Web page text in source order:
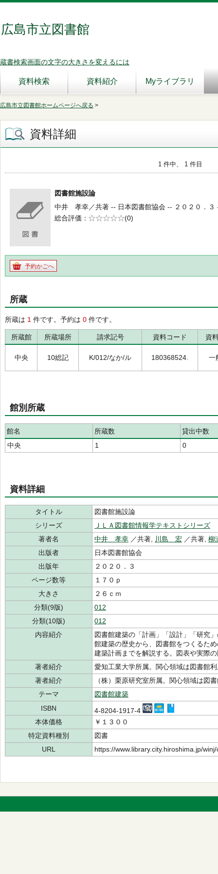
広島市立図書館
蔵書検索画面の文字の大きさを変えるには
資料検索 資料紹介 Myライブラリ
広島市立図書館ホームページへ戻る >
資料詳細
1 件中、 1 件目
図書館施設論
中井 孝幸／共著 -- 日本図書館協会 -- ２０２０．３
総合評価
5段階評価
(0)
予約かごへ
所蔵
所蔵は 1 件です。予約は 0 件です。
所蔵館 所蔵場所 請求記号 資料コード 資
中央 10総記 K/012/なか/ル 180368524. 一
館別所蔵
館名 所蔵数
貸出中数
中央
1 0
資料詳細
タイトル
図書館施設論
シリーズ
ＪＬＡ図書館情報学テキストシリーズ
著者名
中井 孝幸 ／共著, 川島 宏 ／共著, 柳
出版者
日本図書館協会
出版年
２０２０．３
ページ数等
１７０ｐ
大きさ
２６ｃｍ
分類(9版)
012
分類(10版)
012
内容紹介
図書館建築の「計画」「設計」「研究
館建築の歴史から、図書館をつくるた
建築計画までを解説する。図表や実際
著者紹介
愛知工業大学所属。関心領域は図書館
著者紹介
（株）栗原研究室所属。関心領域は図
テーマ
図書館建築
ISBN
4-8204-1917-4
本体価格
￥１３００
特定資料種別
図書
URL
https://www.library.city.hiroshima.jp/